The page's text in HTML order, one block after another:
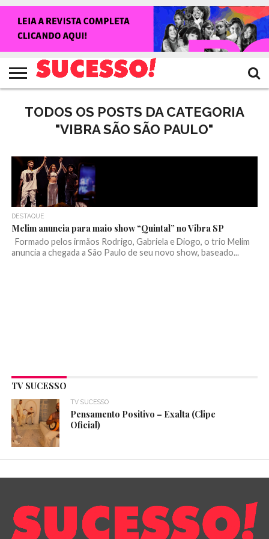
NOTÍCIAS
SHOWS
ENTREVISTAS
CLIQUES
RANKING
CROWLEY
TV
SUCESSO!
REVISTA
SUCESSO!
TODOS OS POSTS DA CATEGORIA
"VIBRA SÃO SÃO PAULO"
DESTAQUE
Melim anuncia para maio show “Quintal” no Vibra SP
Formado pelos irmãos Rodrigo, Gabriela e Diogo, o trio Melim
anuncia a chegada a São Paulo de seu novo show, baseado...
TV SUCESSO
TV SUCESSO
Pensamento Positivo – Exalta (Clipe
Oficial)